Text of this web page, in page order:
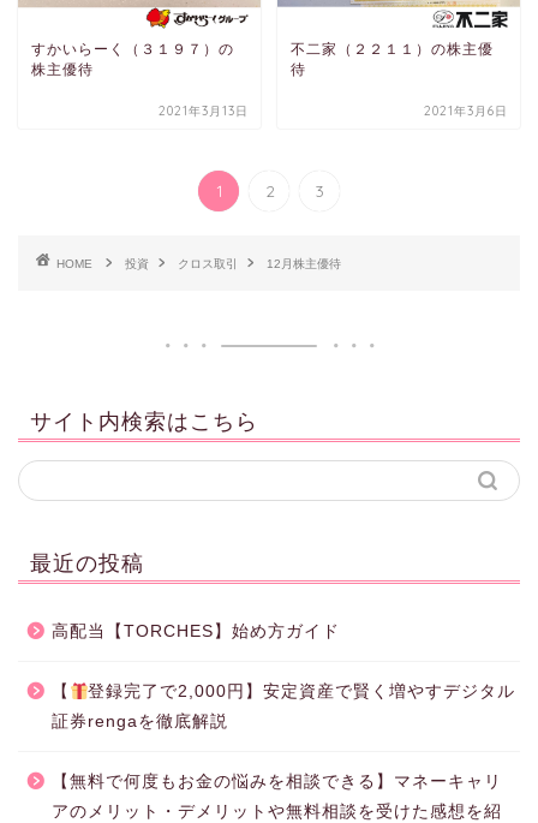
すかいらーく（３１９７）の
株主優待
2021年3月13日
不二家（２２１１）の株主優
待
2021年3月6日
1 2 3
HOME 投資 クロス取引 12月株主優待
サイト内検索はこちら
最近の投稿
高配当【TORCHES】始め方ガイド
【
登録完了で2,000円】安定資産で賢く増やすデジタル
証券rengaを徹底解説
【無料で何度もお金の悩みを相談できる】マネーキャリ
アのメリット・デメリットや無料相談を受けた感想を紹